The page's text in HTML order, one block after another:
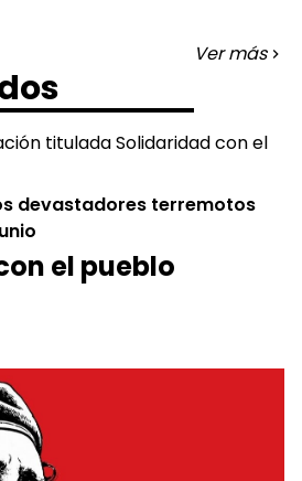
Ver más
devastadores terremotos
el pueblo